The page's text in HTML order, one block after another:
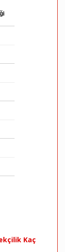
Kaç